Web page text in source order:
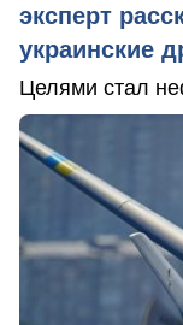
эксперт
украинские
Целями стал